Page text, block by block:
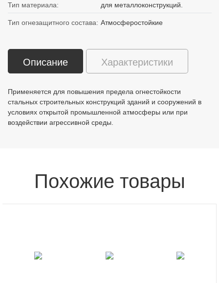
Тип материала: для металлоконструкций.
Тип огнезащитного состава: Атмосферостойкие
Описание Характеристики
Применяется для повышения предела огнестойкости
стальных строительных конструкций зданий и сооружений в
условиях открытой промышленной атмосферы или при
воздействии агрессивной среды.
Похожие товары